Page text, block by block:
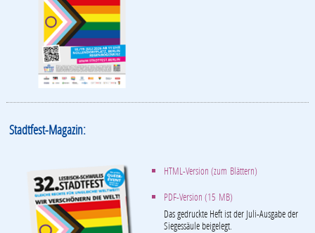
Stadtfest-Magazin:
HTML-Version (zum Blättern)
PDF-Version (15 MB)
Das gedruckte Heft ist der Juli-Ausgabe der
Siegessäule beigelegt.